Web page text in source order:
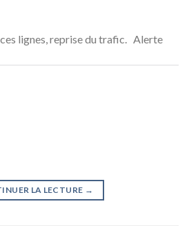
lignes, reprise du trafic. Alerte
LA LECTURE →